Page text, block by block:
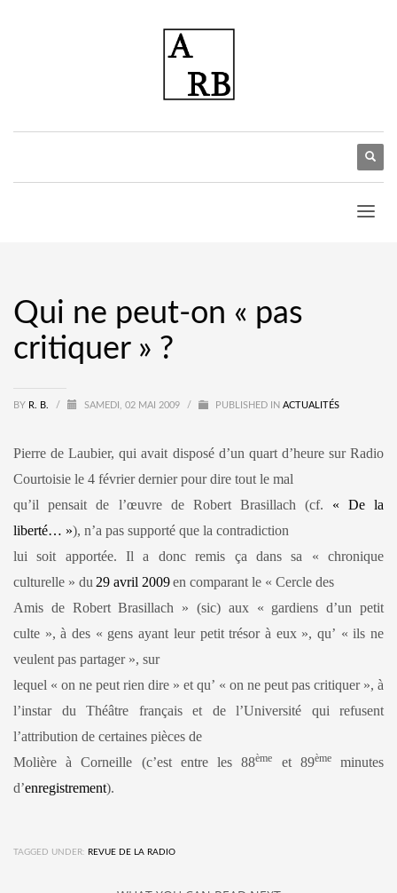
Qui ne peut-on « pas
critiquer » ?
BY R. B. / SAMEDI, 02 MAI 2009 / PUBLISHED IN ACTUALITÉS
Pierre de Laubier, qui avait disposé d’un quart d’heure sur Radio
Courtoisie le 4 février dernier pour dire tout le mal
qu’il pensait de l’œuvre de Robert Brasillach (cf.
« De la
liberté… »), n’a pas supporté que la contradiction
lui soit apportée. Il a donc remis ça dans sa « chronique
culturelle » du 29 avril 2009en comparant le « Cercle des
Amis de Robert Brasillach » (sic) aux « gardiens d’un petit
culte », à des « gens ayant leur petit trésor à eux », qu’ « ils ne
veulent pas partager », sur
lequel « on ne peut rien dire » et qu’ « on ne peut pas critiquer », à
l’instar du Théâtre français et de l’Université qui refusent
l’attribution de certaines pièces de
Molière à Corneille (c’est entre les 88ème et 89èmeminutes
d’enregistrement).
TAGGED UNDER: REVUE DE LA RADIO